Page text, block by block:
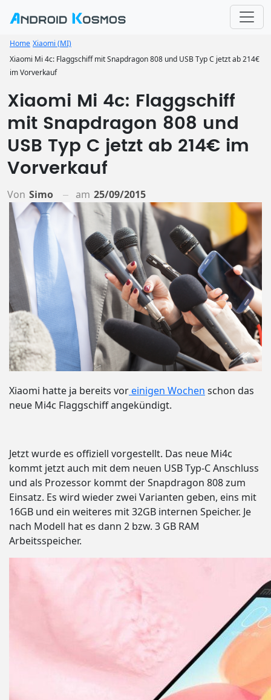
Home Xiaomi (MI)
Xiaomi Mi 4c: Flaggschiff mit Snapdragon 808 und USB Typ C jetzt ab 214€
im Vorverkauf
Xiaomi Mi 4c: Flaggschiff
mit Snapdragon 808 und
USB Typ C jetzt ab 214€ im
Vorverkauf
Von Simo am 25/09/2015
Xiaomi hatte ja bereits voreinigen Wochen schon das
neue Mi4c Flaggschiff angekündigt.
Jetzt wurde es offiziell vorgestellt. Das neue Mi4c
kommt jetzt auch mit dem neuen USB Typ-C Anschluss
und als Prozessor kommt der Snapdragon 808 zum
Einsatz. Es wird wieder zwei Varianten geben, eins mit
16GB und ein weiteres mit 32GB internen Speicher. Je
nach Modell hat es dann 2 bzw. 3 GB RAM
Arbeitsspeicher.